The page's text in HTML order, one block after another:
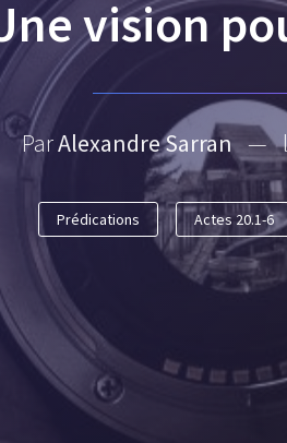
vision
ParAlexandre Sarran —
Prédications Actes 20.1-6